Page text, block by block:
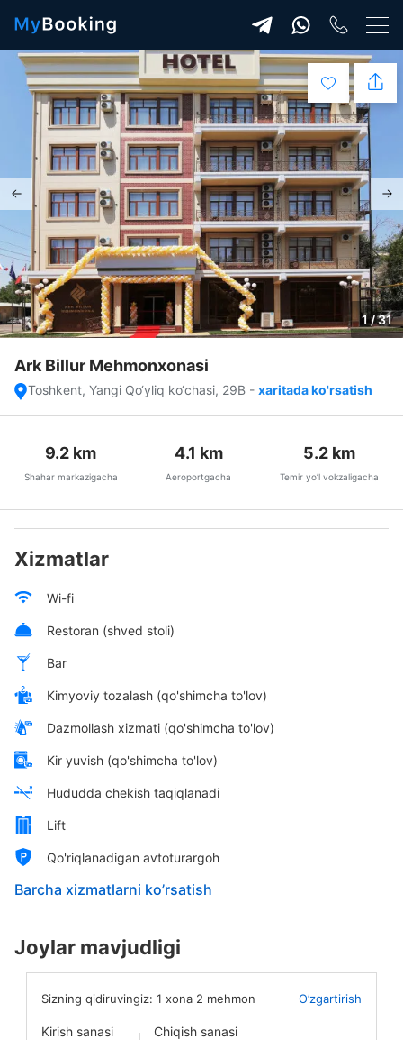
1 / 31
Ark Billur Mehmonxonasi
Toshkent, Yangi Qo‘yliq ko‘chasi, 29B - xaritada ko'rsatish
9.2 km
Shahar markazigacha
4.1 km
Aeroportgacha
5.2 km
Temir yo’l vokzaligacha
Xizmatlar
Wi-fi
Restoran (shved stoli)
Bar
Kimyoviy tozalash (qo'shimcha to'lov)
Dazmollash xizmati (qo'shimcha to'lov)
Kir yuvish (qo'shimcha to'lov)
Hududda chekish taqiqlanadi
Lift
Qo'riqlanadigan avtoturargoh
Barcha xizmatlarni ko’rsatish
Joylar mavjudligi
Sizning qidiruvingiz: 1 xona 2 mehmon O’zgartirish
Kirish sanasi Chiqish sanasi